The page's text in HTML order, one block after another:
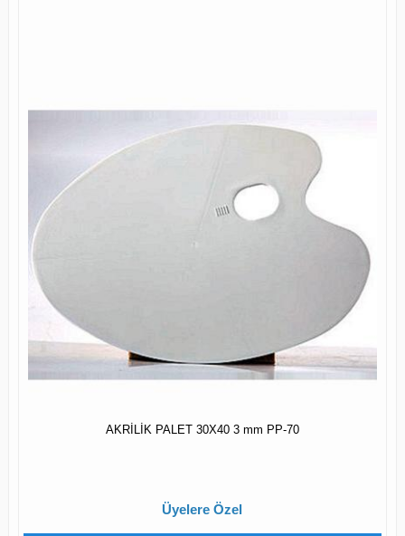
AKRİLİK PALET 30X40 3 mm PP-70
Üyelere Özel